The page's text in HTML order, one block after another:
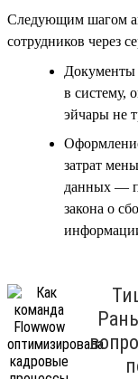
Следующим шагом
сотрудников через
Документы
в систему,
эйчары не
затрат
данных —
закона о